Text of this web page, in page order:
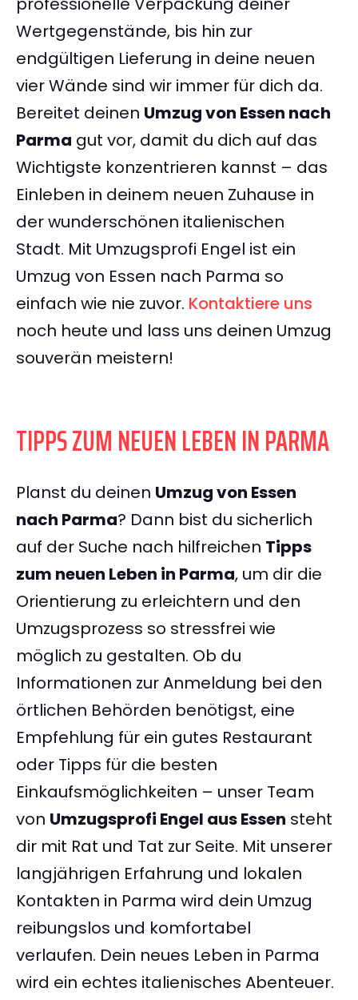
Wertgegenstände, bis hin zur
endgültigen Lieferung in deine neuen
vier Wände sind wir immer für dich da.
Bereitet deinen Umzug von Essen nach
Parma gut vor, damit du dich auf das
Wichtigste konzentrieren kannst – das
Einleben in deinem neuen Zuhause in
der wunderschönen italienischen
Stadt. Mit Umzugsprofi Engel ist ein
Umzug von Essen nach Parma so
einfach wie nie zuvor. Kontaktiere uns
noch heute und lass uns deinen Umzug
souverän meistern!
TIPPS ZUM NEUEN LEBEN IN PARMA
Planst du deinen Umzug von Essen
nach Parma? Dann bist du sicherlich
auf der Suche nach hilfreichen Tipps
zum neuen Leben in Parma, um dir die
Orientierung zu erleichtern und den
Umzugsprozess so stressfrei wie
möglich zu gestalten. Ob du
Informationen zur Anmeldung bei den
örtlichen Behörden benötigst, eine
Empfehlung für ein gutes Restaurant
oder Tipps für die besten
Einkaufsmöglichkeiten – unser Team
von Umzugsprofi Engel aus Essen steht
dir mit Rat und Tat zur Seite. Mit unserer
langjährigen Erfahrung und lokalen
Kontakten in Parma wird dein Umzug
reibungslos und komfortabel
verlaufen. Dein neues Leben in Parma
wird ein echtes italienisches Abenteuer.